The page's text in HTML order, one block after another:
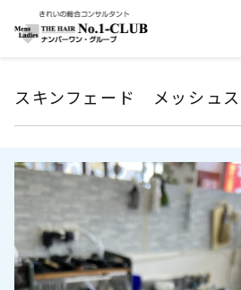
スキンフェード メッシュ
担当者様のお名前
名